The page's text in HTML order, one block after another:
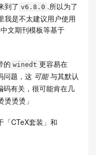
到了 v6.8.0 .所以为了
我是不太建议用户使用
文期刊模板等基于
的 winedt 更容易在
问题，这 可能与其默认
码有关，很可能肯在几
烫烫」
「CTeX套装」和